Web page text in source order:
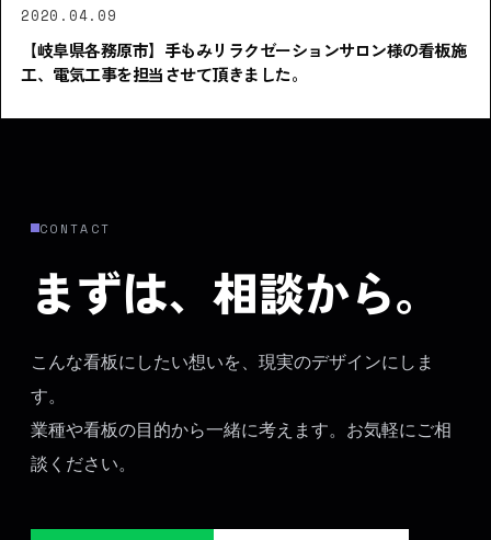
2020.04.09
【岐阜県各務原市】手もみリラクゼーションサロン様の看板施
工、電気工事を担当させて頂きました。
CONTACT
まずは、相談から。
こんな看板にしたい想いを、現実のデザインにしま
す。
業種や看板の目的から一緒に考えます。お気軽にご相
談ください。